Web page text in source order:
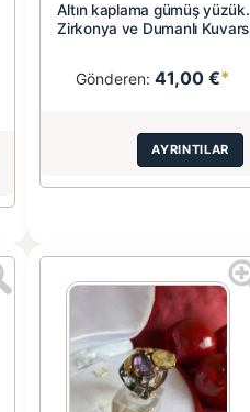
Altın kaplama gümüş yüzük.
Zirkonya ve Dumanlı Kuvars
Gönderen:41,00 €*
AYRINTILAR